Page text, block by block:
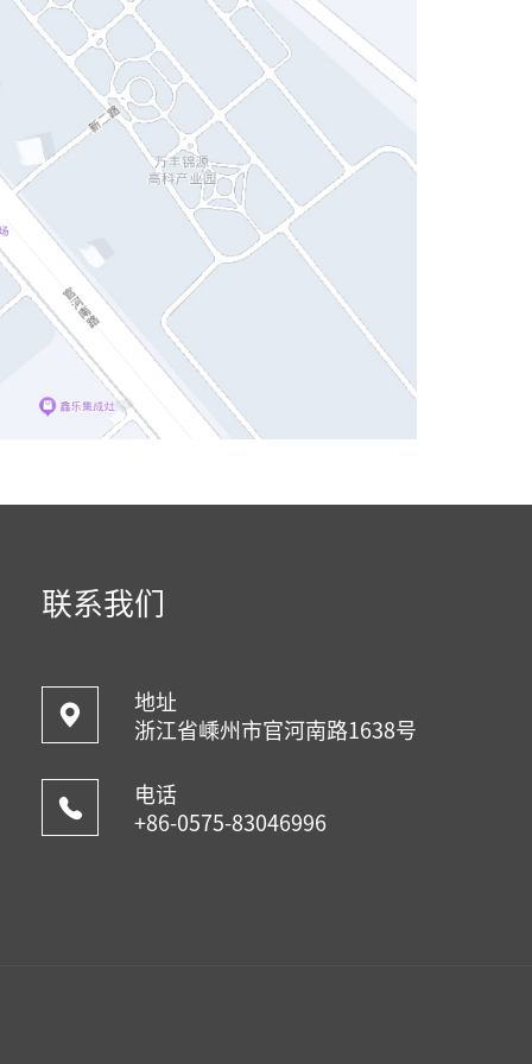
联系我们
地址
浙江省嵊州市官河南路1638号
电话
+86-0575-83046996